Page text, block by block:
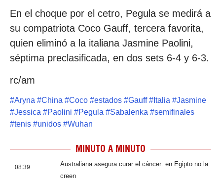
En el choque por el cetro, Pegula se medirá a
su compatriota Coco Gauff, tercera favorita,
quien eliminó a la italiana Jasmine Paolini,
séptima preclasificada, en dos sets 6-4 y 6-3.
rc/am
#Aryna #China #Coco #estados #Gauff# Italia #Jasmine
#Jessica #Paolini #Pegula #Sabalenka #semifinales
#tenis #unidos #Wuhan
MINUTO A MINUTO
08:39
Australiana asegura curar el cáncer: en Egipto no la
creen